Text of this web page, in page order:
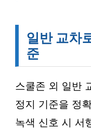
일반 교차
준
스쿨존 외 일반
정지 기준을 정
녹색 신호 시 서